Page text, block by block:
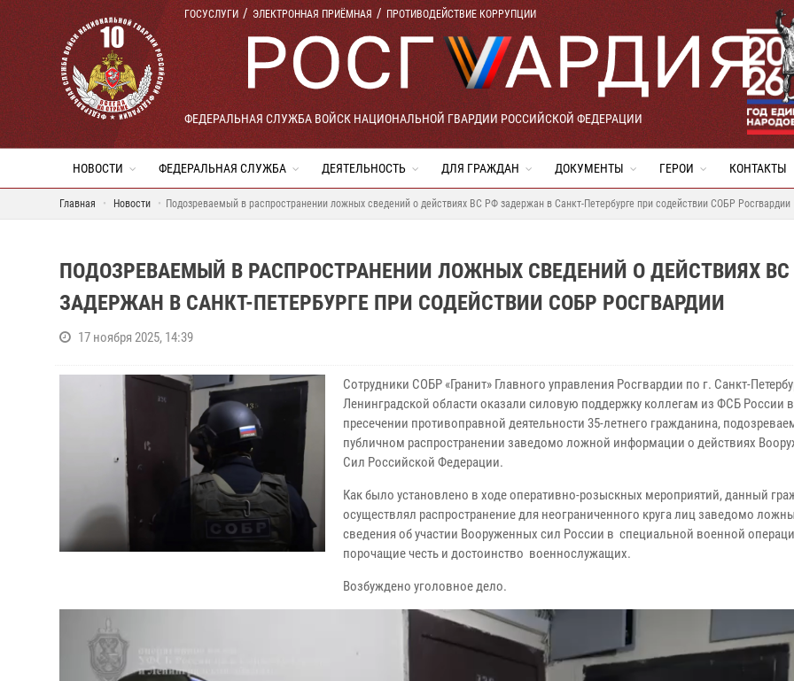
ГОСУСЛУГИ ЭЛЕКТРОННАЯ ПРИЁМНАЯ ПРОТИВОДЕЙСТВИЕ КОРРУПЦИИ
ФЕДЕРАЛЬНАЯ СЛУЖБА ВОЙСК НАЦИОНАЛЬНОЙ ГВАРДИИ РОССИЙСКОЙ ФЕДЕРАЦИИ
НОВОСТИ ФЕДЕРАЛЬНАЯ СЛУЖБА ДЕЯТЕЛЬНОСТЬ ДЛЯ ГРАЖДАН ДОКУМЕНТЫ ГЕРОИ КОНТАКТЫ
Главная Новости Подозреваемый в распространении ложных сведений о действиях ВС РФ задержан в Санкт-Петербурге при содействии СОБР Росгвардии
ПОДОЗРЕВАЕМЫЙ В РАСПРОСТРАНЕНИИ ЛОЖНЫХ СВЕДЕНИЙ О ДЕЙСТВИЯХ
ЗАДЕРЖАН В САНКТ-ПЕТЕРБУРГЕ ПРИ СОДЕЙСТВИИ СОБР РОСГВАРДИИ
17 ноября 2025, 14:39
Сотрудники СОБР «Гранит» Главного управления Росгвардии по г. Санкт-
Ленинградской области оказали силовую поддержку коллегам из ФСБ России в
пресечении противоправной деятельности 35-летнего гражданина,
публичном распространении заведомо ложной информации о действиях
Сил Российской Федерации.
Как было установлено в ходе оперативно-розыскных мероприятий, данный
осуществлял распространение для неограниченного круга лиц заведомо
сведения об участии Вооруженных сил России в специальной военной
порочащие честь и достоинство военнослужащих.
Возбуждено уголовное дело.